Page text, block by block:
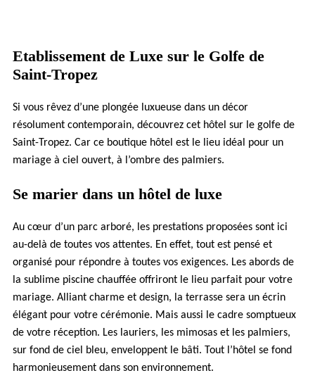
Etablissement de Luxe sur le Golfe de
Saint-Tropez
Si vous rêvez d’une plongée luxueuse dans un décor
résolument contemporain, découvrez cet hôtel sur le golfe de
Saint-Tropez. Car ce boutique hôtel est le lieu idéal pour un
mariage à ciel ouvert, à l’ombre des palmiers.
Se marier dans un hôtel de luxe
Au cœur d’un parc arboré, les prestations proposées sont ici
au-delà de toutes vos attentes. En effet, tout est pensé et
organisé pour répondre à toutes vos exigences. Les abords de
la sublime piscine chauffée offriront le lieu parfait pour votre
mariage. Alliant charme et design, la terrasse sera un écrin
élégant pour votre cérémonie. Mais aussi le cadre somptueux
de votre réception. Les lauriers, les mimosas et les palmiers,
sur fond de ciel bleu, enveloppent le bâti. Tout l’hôtel se fond
harmonieusement dans son environnement.